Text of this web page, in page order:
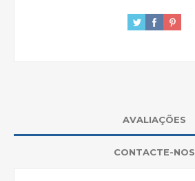
AVALIAÇÕES
CONTACTE-NOS